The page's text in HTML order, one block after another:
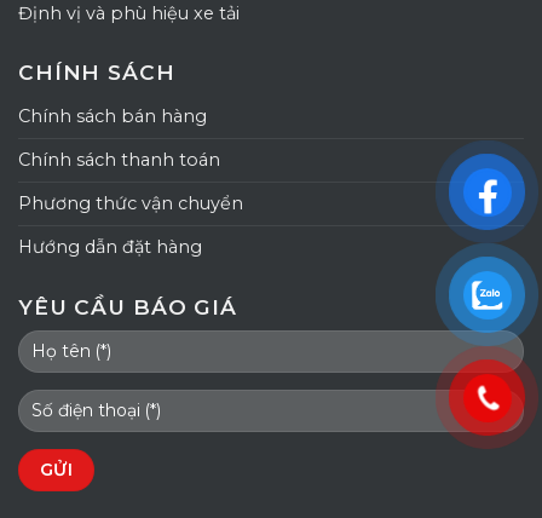
Định vị và phù hiệu xe tải
CHÍNH SÁCH
Chính sách bán hàng
Chính sách thanh toán
Phương thức vận chuyển
Hướng dẫn đặt hàng
YÊU CẦU BÁO GIÁ